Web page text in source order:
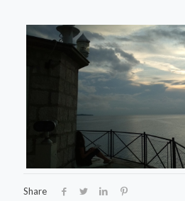
Share